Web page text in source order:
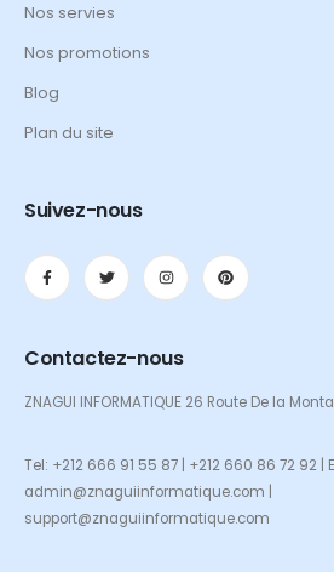
Nos servies
Nos promotions
Blog
Plan du site
Suivez-nous
Contactez-nous
ZNAGUI INFORMATIQUE 26 Route De la
Tel: +212 666 91 55 87 | +212 660 86 72 92 |
admin@znaguiinformatique.com |
support@znaguiinformatique.com